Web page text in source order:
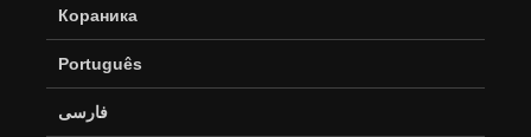
Кораника
Português
فارسی